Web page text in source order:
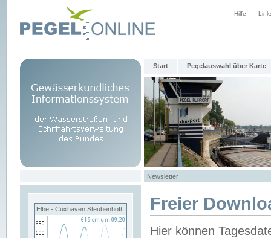
Hilfe
Start Pegelauswahl über Karte
Newsletter
Elbe - Cuxhaven Steubenhöft Freier
Hier können